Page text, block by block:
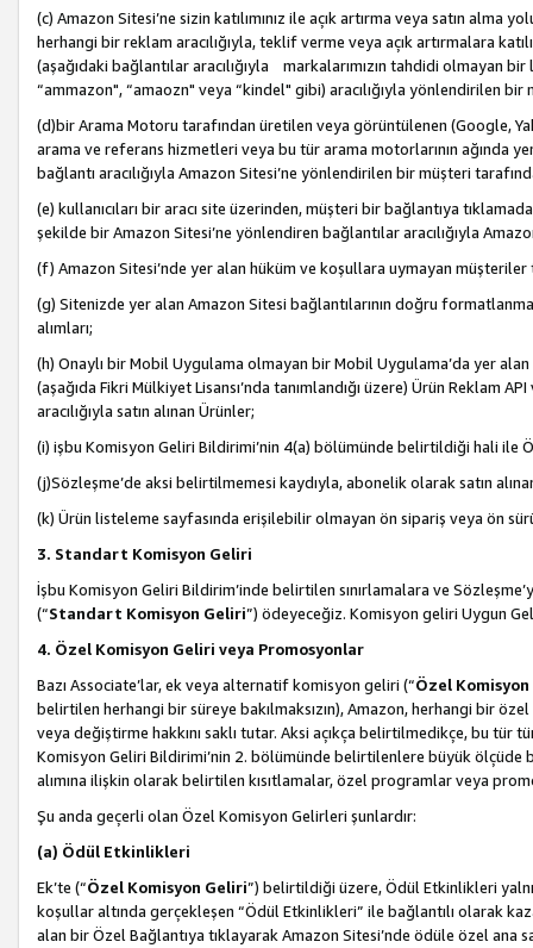
(c) Amazon Sitesi’ne sizin katılımınız ile açık artırma veya satın alma
herhangi bir reklam aracılığıyla, teklif verme veya açık artırmalara
(aşağıdaki bağlantılar aracılığıyla markalarımızın tahdidi olmayan
“ammazon", “amaozn" veya “kindel" gibi) aracılığıyla yönlendirilen
(d)bir Arama Motoru tarafından üretilen veya görüntülenen (Google,
arama ve referans hizmetleri veya bu tür arama motorlarının ağında
bağlantı aracılığıyla Amazon Sitesi’ne yönlendirilen bir müşteri
(e) kullanıcıları bir aracı site üzerinden, müşteri bir bağlantıya
şekilde bir Amazon Sitesi’ne yönlendiren bağlantılar aracılığıyla
(f) Amazon Sitesi’nde yer alan hüküm ve koşullara uymayan müşteriler
(g) Sitenizde yer alan Amazon Sitesi bağlantılarının doğru
alımları;
(h) Onaylı bir Mobil Uygulama olmayan bir Mobil Uygulama’da yer
(aşağıda Fikri Mülkiyet Lisansı’nda tanımlandığı üzere) Ürün Reklam
aracılığıyla satın alınan Ürünler;
(i) işbu Komisyon Geliri Bildirimi’nin 4(a) bölümünde belirtildiği hali ile
(j)Sözleşme’de aksi belirtilmemesi kaydıyla, abonelik olarak satın
(k) Ürün listeleme sayfasında erişilebilir olmayan ön sipariş veya ön
3. Standart Komisyon Geliri
İşbu Komisyon Geliri Bildirim’inde belirtilen sınırlamalara ve
(“Standart Komisyon Geliri”) ödeyeceğiz. Komisyon geliri Uygun
4. Özel Komisyon Geliri veya Promosyonlar
Bazı Associate’lar, ek veya alternatif komisyon geliri (“Özel
belirtilen herhangi bir süreye bakılmaksızın), Amazon, herhangi bir
veya değiştirme hakkını saklı tutar. Aksi açıkça belirtilmedikçe, bu tür
Komisyon Geliri Bildirimi’nin 2. bölümünde belirtilenlere büyük ölçüde
alımına ilişkin olarak belirtilen kısıtlamalar, özel programlar veya
Şu anda geçerli olan Özel Komisyon Gelirleri şunlardır:
(a) Ödül Etkinlikleri
Ek’te (“Özel Komisyon Geliri”) belirtildiği üzere, Ödül Etkinlikleri
koşullar altında gerçekleşen “Ödül Etkinlikleri” ile bağlantılı olarak
alan bir Özel Bağlantıya tıklayarak Amazon Sitesi’nde ödüle özel ana